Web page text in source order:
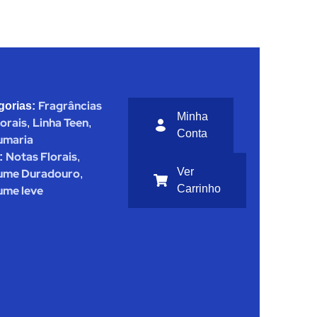
Fragrâncias
, Linha Teen,
Notas Florais,
Duradouro,
leve
Minha
Conta
Ver
Carrinho